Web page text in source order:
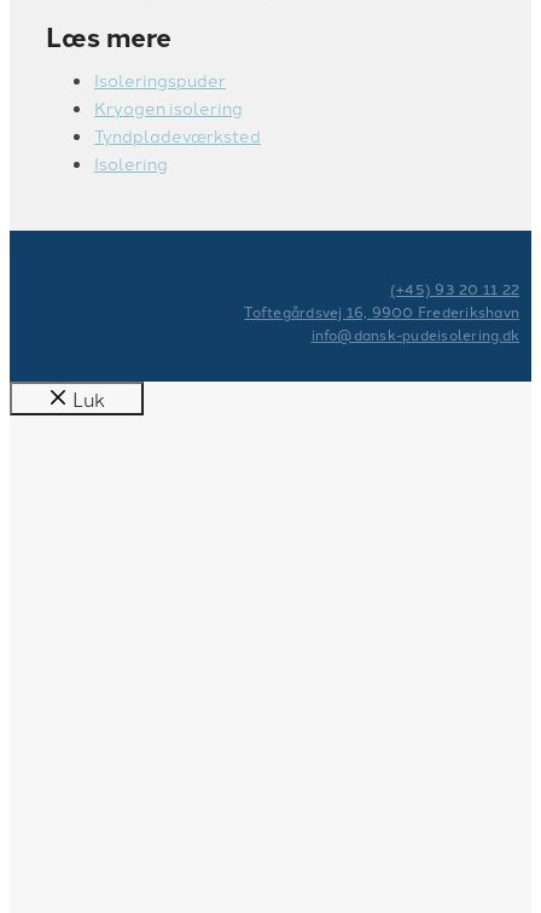
Læs mere
Isoleringspuder
Kryogen isolering
Tyndpladeværksted
Isolering
(+45) 93 20 11 22
Toftegårdsvej 16, 9900 Frederikshavn
info@dansk-pudeisolering.dk
Luk